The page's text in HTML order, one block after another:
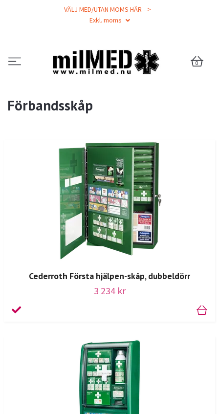
VÄLJ MED/UTAN MOMS HÄR -->
Exkl. moms
0
Förbandsskåp
Cederroth Första hjälpen-skåp, dubbeldörr
3 234 kr